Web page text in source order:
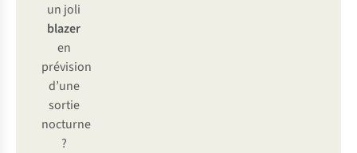
un joli
blazer
en
prévision
d’une
sortie
nocturne
?